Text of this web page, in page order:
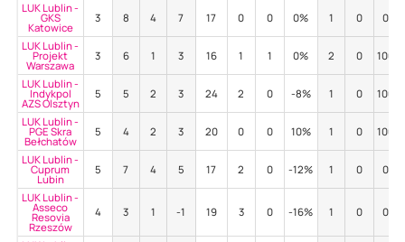
LUK Lublin -
GKS
Katowice
3 8 4 7 17 0 0 0% 1 0 0%
LUK Lublin -
Projekt
Warszawa
3 6 1 3 16 1 1 0% 2 0 100%
LUK Lublin -
Indykpol
AZS Olsztyn
5 5 2 3 24 2 0 -8% 1 0 100%
LUK Lublin -
PGE Skra
Bełchatów
5 4 2 3 20 0 0 10% 1 0 100%
LUK Lublin -
Cuprum
Lubin
5 7 4 5 17 2 0 -12% 1 0 0%
LUK Lublin -
Asseco
Resovia
Rzeszów
4 3 1 -1 19 3 0 -16% 1 0 0%